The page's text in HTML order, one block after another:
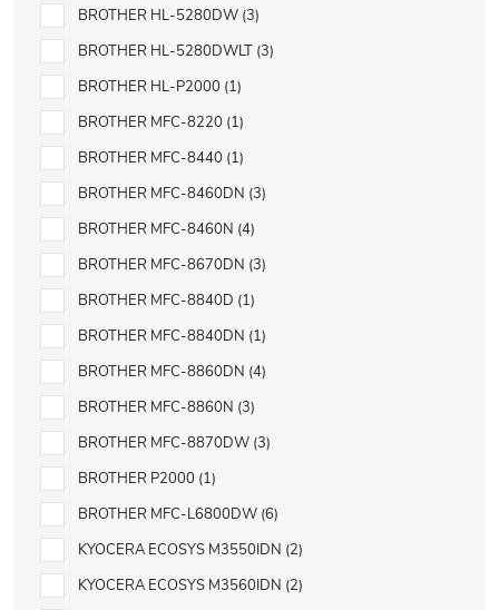
BROTHER HL-5280DW 3
BROTHER HL-5280DWLT 3
BROTHER HL-P2000 1
BROTHER MFC-8220 1
BROTHER MFC-8440 1
BROTHER MFC-8460DN 3
BROTHER MFC-8460N 4
BROTHER MFC-8670DN 3
BROTHER MFC-8840D 1
BROTHER MFC-8840DN 1
BROTHER MFC-8860DN 4
BROTHER MFC-8860N 3
BROTHER MFC-8870DW 3
BROTHER P2000 1
BROTHER MFC-L6800DW 6
KYOCERA ECOSYS M3550IDN 2
KYOCERA ECOSYS M3560IDN 2